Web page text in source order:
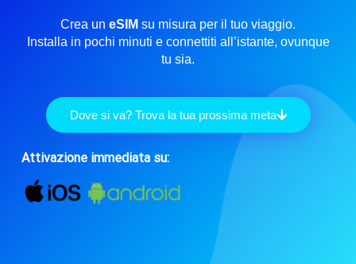
Crea un eSIM su misura per il tuo viaggio.
Installa in pochi minuti e connettiti all’istante, ovunque
tu sia.
Dove si va? Trova la tua prossima meta